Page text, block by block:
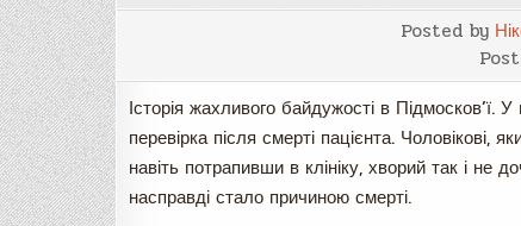
Posted by
Історія жахливого байдужості в Підмосков’ї.
перевірка після смерті пацієнта. Чоловікові,
навіть потрапивши в клініку, хворий так і не
насправді стало причиною смерті.